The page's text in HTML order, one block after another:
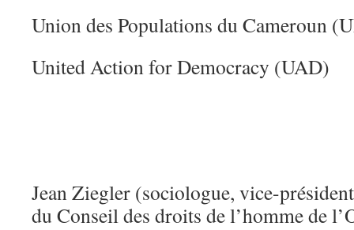
Union des Populations du Cameroun
United Action for Democracy (UAD)
Jean Ziegler (sociologue, vice-
du Conseil des droits de l’homme de